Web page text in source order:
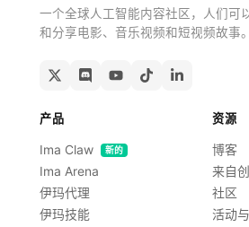
一个全球人工智能内容社区，人们可
和分享电影、音乐视频和短视频故事
产品
Ima Claw 新的
Ima Arena
伊玛代理
伊玛技能
资源
博客
来自
社区
活动